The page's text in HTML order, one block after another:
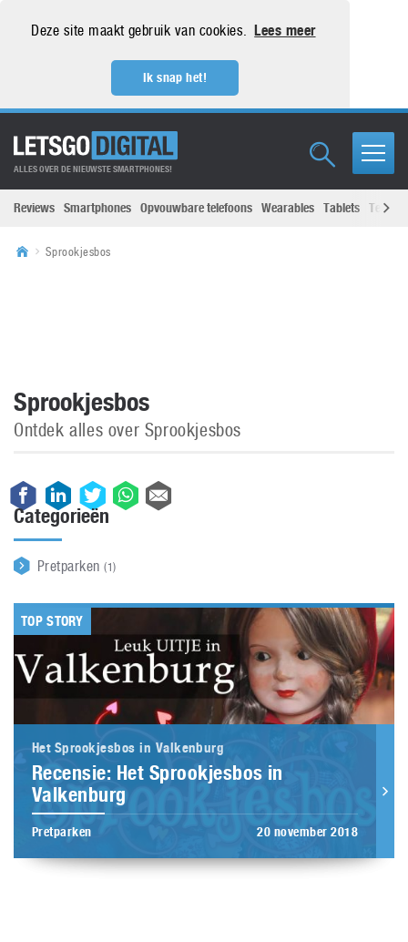
Deze site maakt gebruik van cookies. Lees meer
Ik snap het!
ALLES OVER DE NIEUWSTE SMARTPHONES!
Reviews Smartphones Opvouwbare telefoons Wearables Tablets
Sprookjesbos
Sprookjesbos
Ontdek alles over Sprookjesbos
Categorieën
Pretparken(1)
TOP STORY
Het Sprookjesbos in Valkenburg
Recensie: Het Sprookjesbos in
Valkenburg
Pretparken 20 november 2018